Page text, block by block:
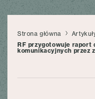
Strona główna
RF przygotowuje raport
komunikacyjnych przez